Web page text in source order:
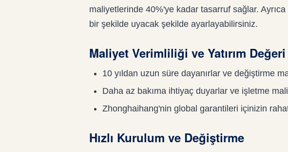
maliyetlerinde 40%'ye kadar tasarruf sağlar. Ayrıca
bir şekilde uyacak şekilde ayarlayabilirsiniz.
Maliyet Verimliliği ve Yatırım Değeri
10 yıldan uzun süre dayanırlar ve değiştirme
Daha az bakıma ihtiyaç duyarlar ve işletme
Zhonghaihang'nin global garantileri içinizin
Hızlı Kurulum ve Değiştirme